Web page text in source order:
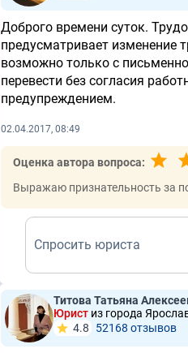
Доброго времени суток.
предусматривает изменение
возможно только с
перевести без согласия
предупреждением.
02.04.2017, 08:49
Оценка автора вопроса:
Выражаю признательность за
Спросить юриста
Титова Татьяна
Юрист из города
4.8
52168 отзывов